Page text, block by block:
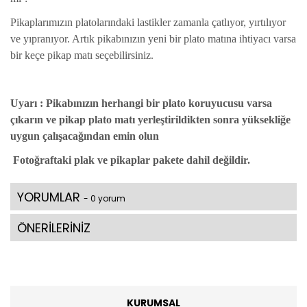
Pikaplarımızın platolarındaki lastikler zamanla çatlıyor, yırtılıyor
ve yıpranıyor. Artık pikabınızın yeni bir plato matına ihtiyacı varsa
bir keçe pikap matı seçebilirsiniz.
Uyarı : Pikabınızın herhangi bir plato koruyucusu varsa
çıkarın ve pikap plato matı yerleştirildikten sonra yüksekliğe
uygun çalışacağından emin olun
Fotoğraftaki plak ve pikaplar pakete dahil değildir.
YORUMLAR - 0 yorum
ÖNERİLERİNİZ
KURUMSAL